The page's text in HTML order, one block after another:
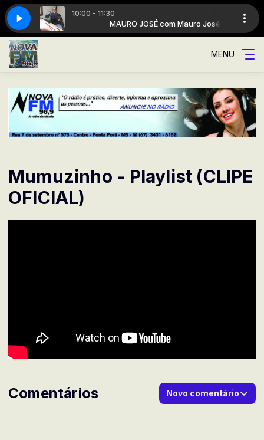
10:00 - 11:30
Mauro José MAURO JOSÉ com Mauro José
A Rádio da cidade
MENU
Mumuzinho - Playlist (CLIPE
OFICIAL)
Comentários Novo comentário